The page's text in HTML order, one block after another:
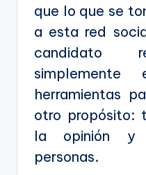
que lo que se
a esta red
candidato
herramientas
otro propósito:
la opinión y
personas.